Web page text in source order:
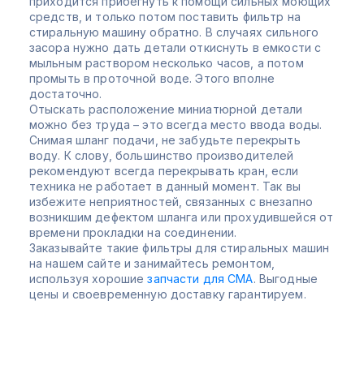
средств, и только потом поставить фильтр на
стиральную машину обратно. В случаях сильного
засора нужно дать детали откиснуть в емкости с
мыльным раствором несколько часов, а потом
промыть в проточной воде. Этого вполне
достаточно.
Отыскать расположение миниатюрной детали
можно без труда – это всегда место ввода воды.
Снимая шланг подачи, не забудьте перекрыть
воду. К слову, большинство производителей
рекомендуют всегда перекрывать кран, если
техника не работает в данный момент. Так вы
избежите неприятностей, связанных с внезапно
возникшим дефектом шланга или прохудившейся от
времени прокладки на соединении.
Заказывайте такие фильтры для стиральных машин
на нашем сайте и занимайтесь ремонтом,
используя хорошиезапчасти для СМА. Выгодные
цены и своевременную доставку гарантируем.